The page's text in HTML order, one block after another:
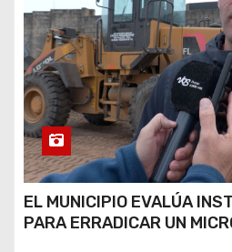
EL MUNICIPIO EVALÚA
PARA ERRADICAR UN